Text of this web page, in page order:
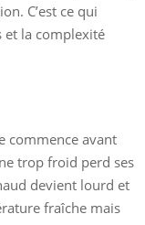
C’est ce qui
et la complexité
commence avant
trop froid perd ses
devient lourd et
fraîche mais